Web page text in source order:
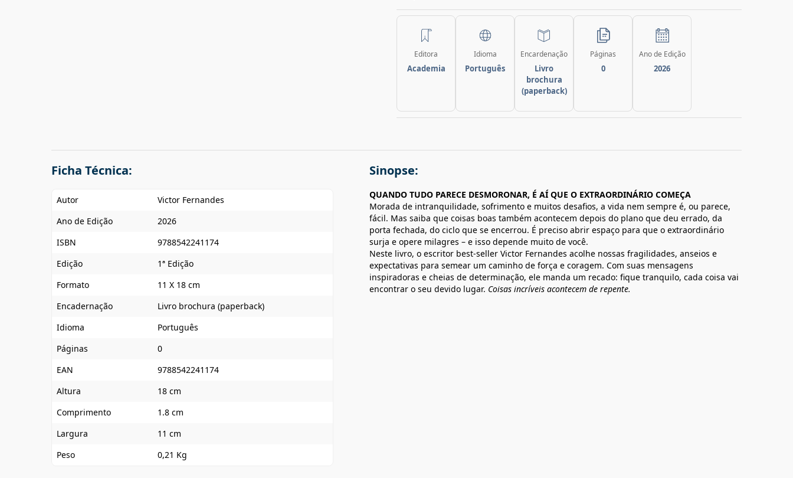
Editora
Academia
Idioma
Português
Encardenação
Livro
brochura
(paperback)
Páginas
0
Ano de Edição
2026
Ficha Técnica:
Autor
Victor Fernandes
Ano de Edição
2026
ISBN
9788542241174
Edição
1ª Edição
Formato
11 X 18 cm
Encadernação
Livro brochura (paperback)
Idioma
Português
Páginas
0
EAN
9788542241174
Altura
18 cm
Comprimento
1.8 cm
Largura
11 cm
Peso
0,21 Kg
Sinopse:
QUANDO TUDO PARECE DESMORONAR, É AÍ QUE O EXTRAORDINÁRIO COMEÇA
Morada de intranquilidade, sofrimento e muitos desafios, a vida nem sempre é, ou parece,
fácil. Mas saiba que coisas boas também acontecem depois do plano que deu errado, da
porta fechada, do ciclo que se encerrou. É preciso abrir espaço para que o extraordinário
surja e opere milagres – e isso depende muito de você.
Neste livro, o escritor best-seller Victor Fernandes acolhe nossas fragilidades, anseios e
expectativas para semear um caminho de força e coragem. Com suas mensagens
inspiradoras e cheias de determinação, ele manda um recado: fique tranquilo, cada coisa vai
encontrar o seu devido lugar. Coisas incríveis acontecem de repente.